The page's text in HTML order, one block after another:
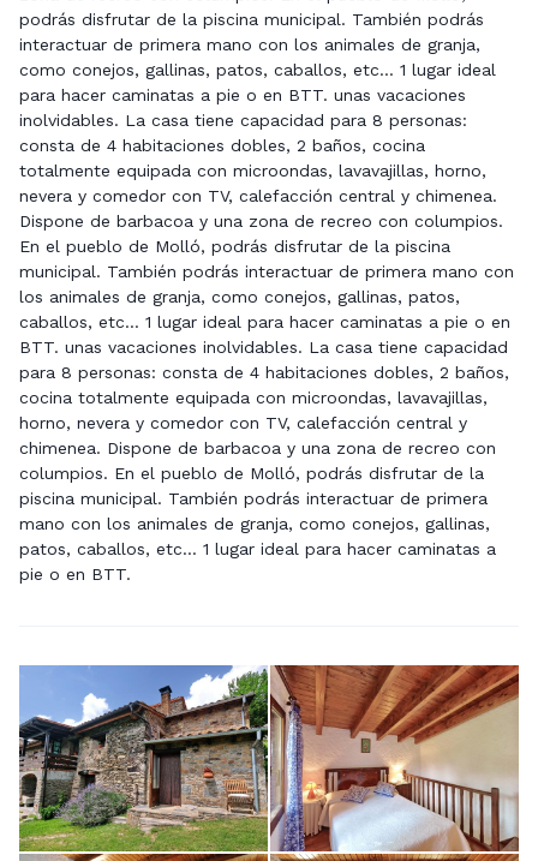
podrás disfrutar de la piscina municipal. También podrás
interactuar de primera mano con los animales de granja,
como conejos, gallinas, patos, caballos, etc... 1 lugar ideal
para hacer caminatas a pie o en BTT. unas vacaciones
inolvidables. La casa tiene capacidad para 8 personas:
consta de 4 habitaciones dobles, 2 baños, cocina
totalmente equipada con microondas, lavavajillas, horno,
nevera y comedor con TV, calefacción central y chimenea.
Dispone de barbacoa y una zona de recreo con columpios.
En el pueblo de Molló, podrás disfrutar de la piscina
municipal. También podrás interactuar de primera mano con
los animales de granja, como conejos, gallinas, patos,
caballos, etc... 1 lugar ideal para hacer caminatas a pie o en
BTT. unas vacaciones inolvidables. La casa tiene capacidad
para 8 personas: consta de 4 habitaciones dobles, 2 baños,
cocina totalmente equipada con microondas, lavavajillas,
horno, nevera y comedor con TV, calefacción central y
chimenea. Dispone de barbacoa y una zona de recreo con
columpios. En el pueblo de Molló, podrás disfrutar de la
piscina municipal. También podrás interactuar de primera
mano con los animales de granja, como conejos, gallinas,
patos, caballos, etc... 1 lugar ideal para hacer caminatas a
pie o en BTT.